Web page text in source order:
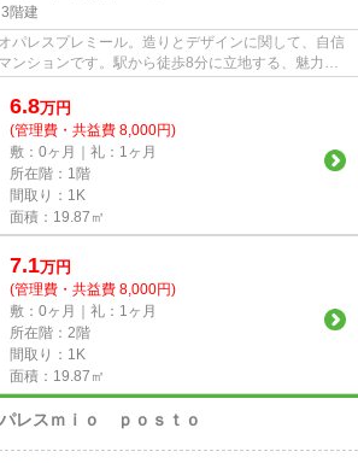
階建
パレスプレミール。造りとデザインに関して、自信
ンションです。駅から徒歩8分に立地する、魅力的
豊...
6.8万円
(管理費・共益費 8,000円)
敷：0ヶ月｜礼：1ヶ月
所在階：1階
間取り：1K
面積：19.87㎡
7.1万円
(管理費・共益費 8,000円)
敷：0ヶ月｜礼：1ヶ月
所在階：2階
間取り：1K
面積：19.87㎡
レスｍｉｏ ｐｏｓｔｏ